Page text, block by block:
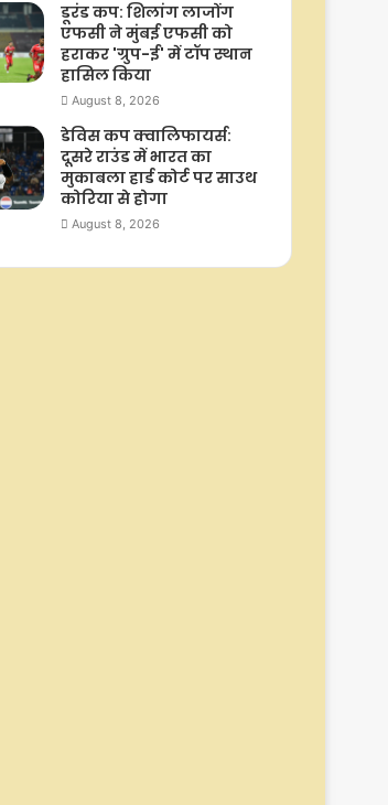
डूरंड कप: शिलांग लाजोंग
एफसी ने मुंबई एफसी को
हराकर 'ग्रुप-ई' में टॉप स्थान
हासिल किया
August 8, 2026
डेविस कप क्वालिफायर्स:
दूसरे राउंड में भारत का
मुकाबला हार्ड कोर्ट पर साउथ
कोरिया से होगा
August 8, 2026